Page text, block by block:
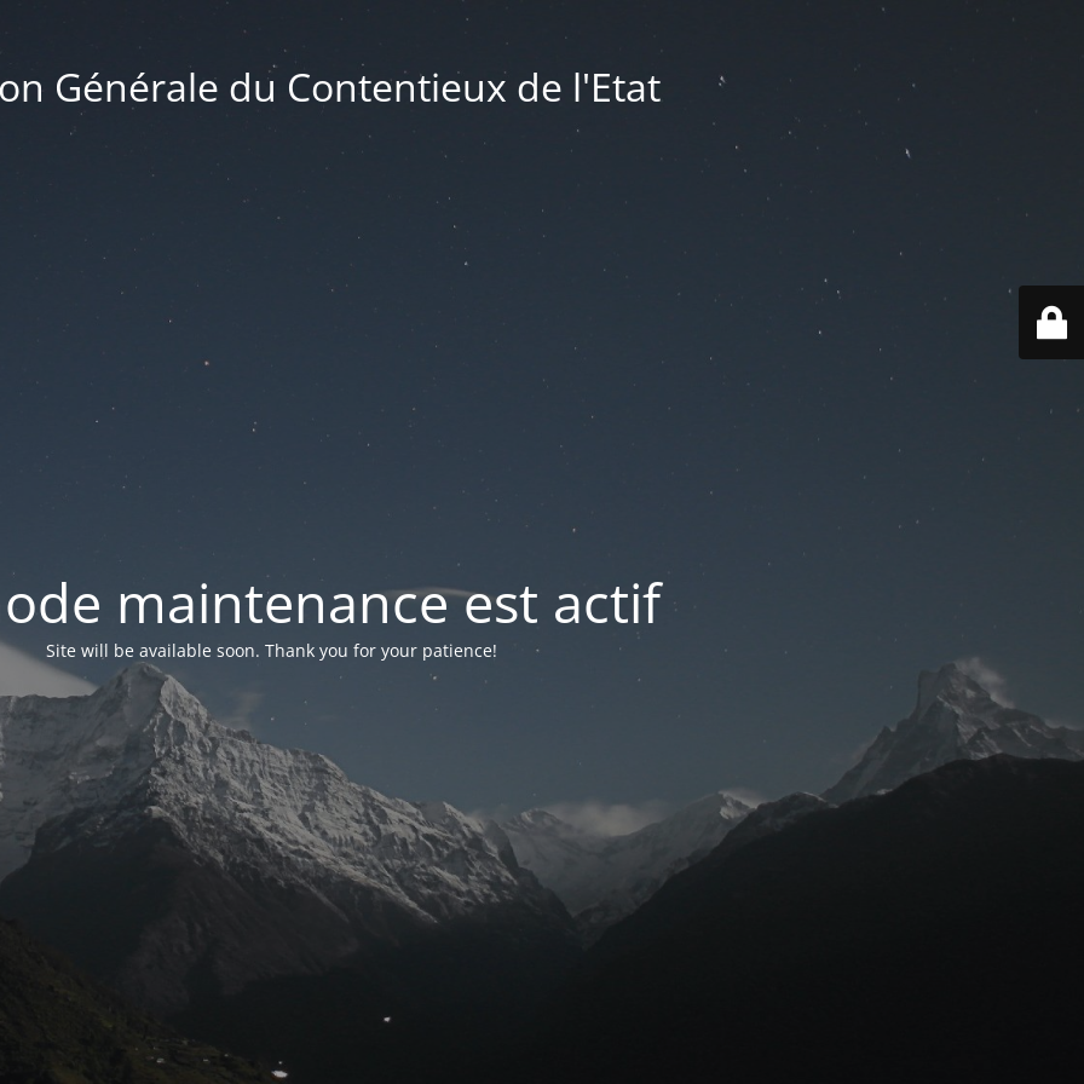
Générale du Contentieux de l'Etat
maintenance est actif
Site will be available soon. Thank you for your patience!